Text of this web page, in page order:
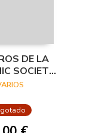
DE LA
SOCIETY
HISPÁNICO